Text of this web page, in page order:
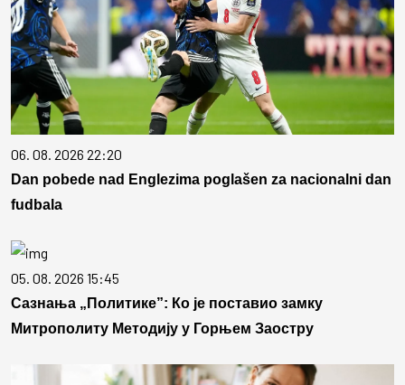
06. 08. 2026 22:20
Dan pobede nad Englezima poglašen za nacionalni dan
fudbala
05. 08. 2026 15:45
Сазнања „Политике”: Ко је поставио замку
Митрополиту Методију у Горњем Заостру